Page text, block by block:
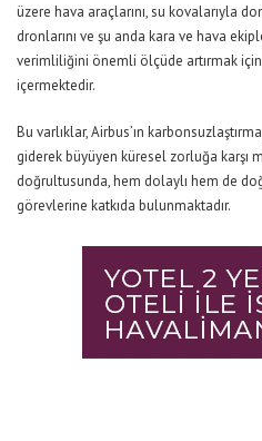
üzere hava araçlarını, su kovalarıyla
dronlarını ve şu anda kara ve hava
verimliliğini önemli ölçüde artırmak
içermektedir.
Bu varlıklar, Airbus’ın
giderek büyüyen küresel zorluğa karşı
doğrultusunda, hem dolaylı hem de
görevlerine katkıda bulunmaktadır.